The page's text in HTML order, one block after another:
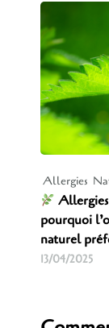
Allergies
Allergies
pourquoi
naturel
13/04/2025